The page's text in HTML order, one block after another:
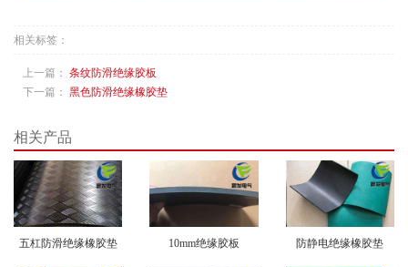
相关标签：
上一篇： 条纹防滑绝缘胶板
下一篇： 黑色防滑绝缘橡胶垫
相关产品
五杠防滑绝缘橡胶垫 10mm绝缘胶板 防静电绝缘橡胶垫